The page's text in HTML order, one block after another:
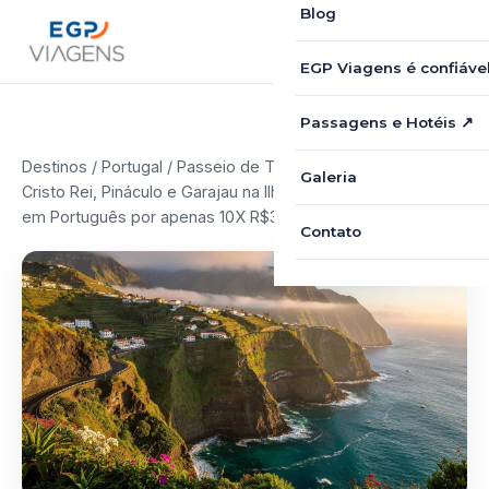
Blog
EGP Viagens é
Passagens e Hotéis ↗
Galeria
Contato
Destinos / Portugal / Passeio de Tuk-Tuk Portugal: Tour
Cristo Rei, Pináculo e Garajau na Ilha da Madeira com Guia
em Português por apenas 10X R$39,90